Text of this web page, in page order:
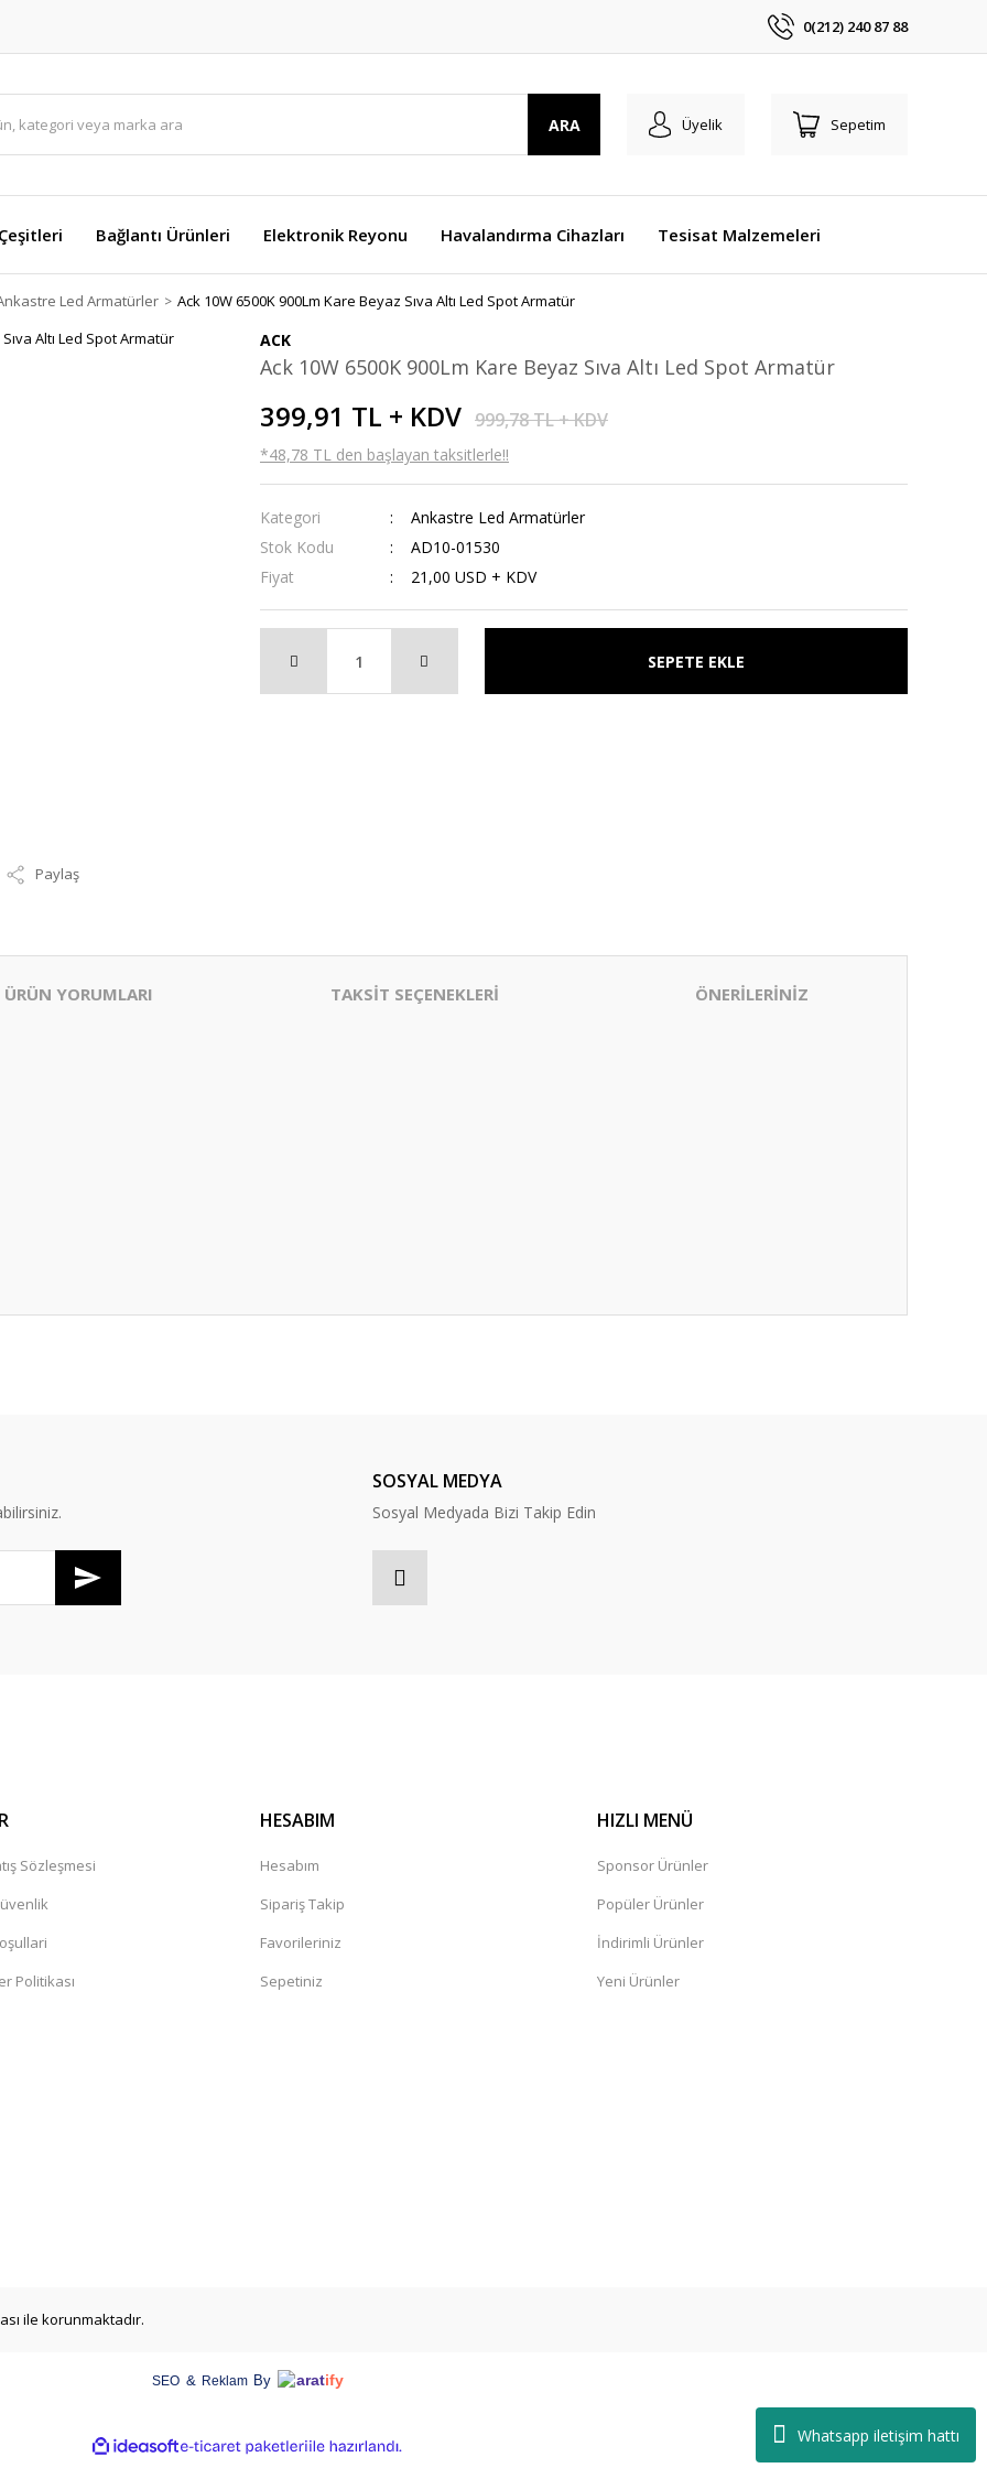
Whatsapp iletişim hattı
0(212) 240 87 88
ARA Üyelik Sepetim
Bağlantı Ürünleri Elektronik Reyonu Havalandırma Cihazları Tesisat Malzemeleri
Led Armatürler Ack 10W 6500K 900Lm Kare Beyaz Sıva Altı Led Spot Armatür
Paylaş
ACK
Ack 10W 6500K 900Lm Kare Beyaz Sıva Altı Led Spot Armatür
399,91 TL + KDV 999,78 TL + KDV
*48,78 TL den başlayan taksitlerle!!
Kategori
Ankastre Led Armatürler
Stok Kodu
AD10-01530
Fiyat
21,00 USD + KDV
SEPETE EKLE
ÜRÜN YORUMLARI TAKSİT SEÇENEKLERİ ÖNERİLERİNİZ
SOSYAL MEDYA
Sosyal Medyada Bizi Takip Edin
Sözleşmesi
Politikası
HESABIM
Hesabım
Sipariş Takip
Favorileriniz
Sepetiniz
HIZLI MENÜ
Sponsor Ürünler
Popüler Ürünler
İndirimli Ürünler
Yeni Ürünler
ile korunmaktadır.
SEO & Reklam By aratify